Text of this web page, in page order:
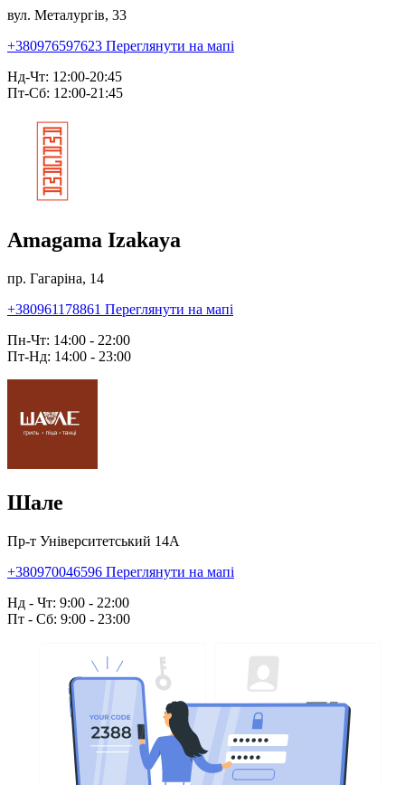
вул. Металургів, 33
+380976597623 Переглянути на мапі
Нд-Чт: 12:00-20:45
Пт-Сб: 12:00-21:45
Amagama Izakaya
пр. Гагаріна, 14
+380961178861 Переглянути на мапі
Пн-Чт: 14:00 - 22:00
Пт-Нд: 14:00 - 23:00
Шале
Пр-т Університетський 14А
+380970046596 Переглянути на мапі
Нд - Чт: 9:00 - 22:00
Пт - Сб: 9:00 - 23:00